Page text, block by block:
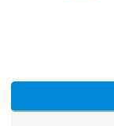
:::